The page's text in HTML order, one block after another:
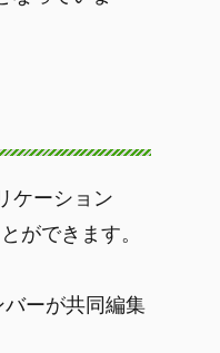
ケーション
ができます。
ーが共同編集